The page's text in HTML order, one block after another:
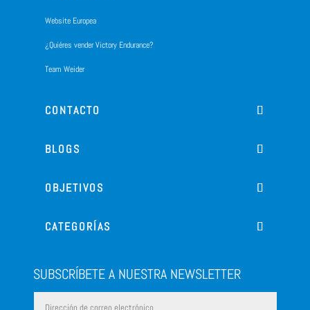
Website Europea
¿Quiéres vender Victory Endurance?
Team Weider
CONTACTO
BLOGS
OBJETIVOS
CATEGORÍAS
SUBSCRÍBETE A NUESTRA NEWSLETTER